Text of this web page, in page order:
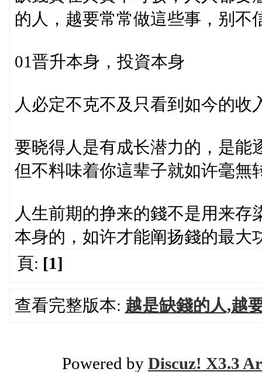
的人，越要常常做這些事，别不
01晋升本身，投資本身
人必定不克不及只看到如今的
要晓得人是有成长潜力的，是能
但不料味着你這辈子就如许毫無
人生前期的挣来的錢不是用来
本身的，如许才能阐扬錢的最大
頁: [1]
查看完整版本: 越是缺錢的人,越
Powered by Discuz! X3.3